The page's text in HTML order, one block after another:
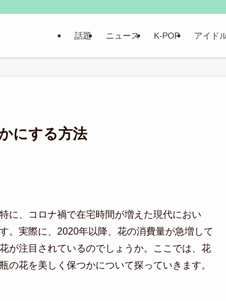
話題 ニュース K-POP アイド
にする方法
に、コロナ禍で在宅時間が増えた現代におい
。実際に、2020年以降、花の消費量が急増して
が注目されているのでしょうか。ここでは、花
の花を美しく保つかについて探っていきます。